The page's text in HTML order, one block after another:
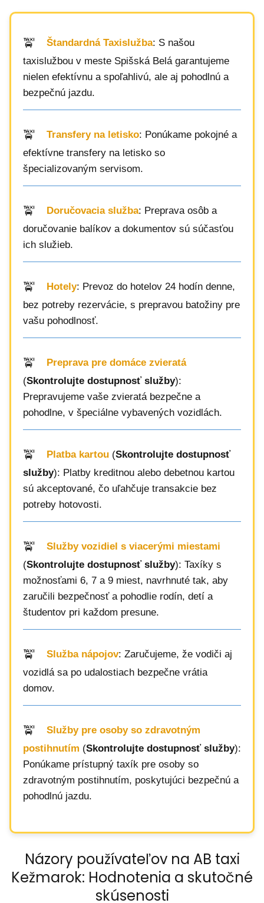
Štandardná Taxislužba: S našou
taxislužbou v meste Spišská Belá garantujeme
nielen efektívnu a spoľahlivú, ale aj pohodlnú a
bezpečnú jazdu.
Transfery na letisko: Ponúkame pokojné a
efektívne transfery na letisko so
špecializovaným servisom.
Doručovacia služba: Preprava osôb a
doručovanie balíkov a dokumentov sú súčasťou
ich služieb.
Hotely: Prevoz do hotelov 24 hodín denne,
bez potreby rezervácie, s prepravou batožiny pre
vašu pohodlnosť.
Preprava pre domáce zvieratá
(Skontrolujte dostupnosť služby):
Prepravujeme vaše zvieratá bezpečne a
pohodlne, v špeciálne vybavených vozidlách.
Platba kartou (Skontrolujte dostupnosť
služby): Platby kreditnou alebo debetnou kartou
sú akceptované, čo uľahčuje transakcie bez
potreby hotovosti.
Služby vozidiel s viacerými miestami
(Skontrolujte dostupnosť služby): Taxíky s
možnosťami 6, 7 a 9 miest, navrhnuté tak, aby
zaručili bezpečnosť a pohodlie rodín, detí a
študentov pri každom presune.
Služba nápojov: Zaručujeme, že vodiči aj
vozidlá sa po udalostiach bezpečne vrátia
domov.
Služby pre osoby so zdravotným
postihnutím (Skontrolujte dostupnosť služby):
Ponúkame prístupný taxík pre osoby so
zdravotným postihnutím, poskytujúci bezpečnú a
pohodlnú jazdu.
Názory používateľov na AB taxi
Kežmarok: Hodnotenia a skutočné
skúsenosti